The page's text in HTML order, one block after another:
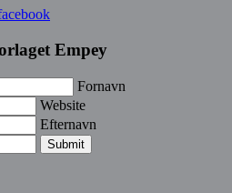
Empey
Fornavn
Website
Efternavn
Submit